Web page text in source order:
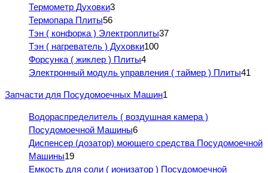
Термометр Духовки3
Термопара Плиты56
Тэн ( конфорка ) Электроплиты37
Тэн ( нагреватель ) Духовки100
Форсунка ( жиклер ) Плиты4
Электронный модуль управления ( таймер ) Плиты41
Запчасти для Посудомоечных Машин1
Водораспределитель ( воздушная камера )
Посудомоечной Машины6
Диспенсер (дозатор) моющего средства Посудомоечной
Машины19
Емкость для соли ( ионизатор ) Посудомоечной